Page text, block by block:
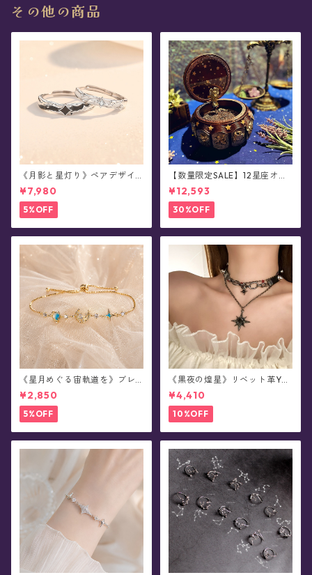
その他の商品
《月影と星灯り》ペアデザイ
ン・シルバーリング
¥7,980
5%OFF
【数量限定SALE】12星座オル
ゴール(全2種類x12星座)
¥12,593
30%OFF
《星月めぐる宙軌道を》ブレ
スレット
¥2,850
5%OFF
《黒夜の煌星》リベット革Y2
Kチョーカー/ネックレス
¥4,410
10%OFF